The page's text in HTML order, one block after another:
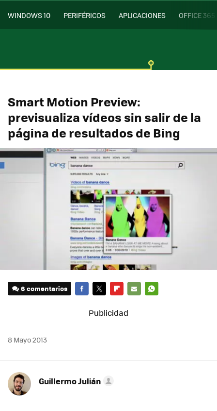
WINDOWS 10 PERIFÉRICOS APLICACIONES OFFICE 365
Smart Motion Preview:
previsualiza vídeos sin salir de la
página de resultados de Bing
6 comentarios
MAIL
8 Mayo 2013
Guillermo Julián